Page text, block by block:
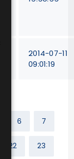
2014-07-11
09:01:19
6 7
22 23